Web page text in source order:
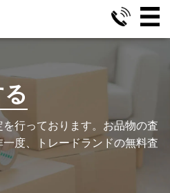
を行っております。お品物の査
度、トレードランドの無料査